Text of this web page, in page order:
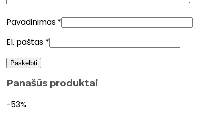
Pavadinimas *
El. paštas *
Panašūs produktai
-53%